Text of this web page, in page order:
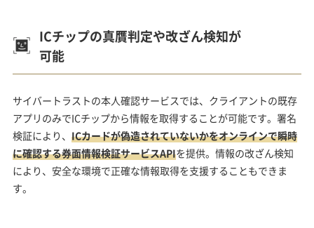
ICチップの真贋判定や改ざん検知が
可能
サイバートラストの本人確認サービスでは、クライアントの既存
アプリのみでICチップから情報を取得することが可能です。署名
検証により、 ICカードが偽造されていないかをオンラインで瞬時
に確認する券面情報検証サービスAPIを提供。情報の改ざん検知
により、安全な環境で正確な情報取得を支援することもできま
す。